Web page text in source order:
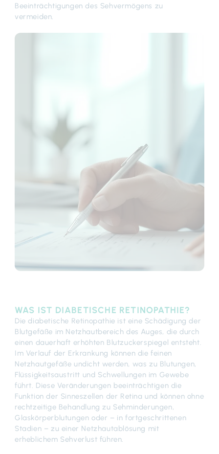
Beeinträchtigungen des Sehvermögens zu
vermeiden.
WAS IST DIABETISCHE RETINOPATHIE?
Die diabetische Retinopathie ist eine Schädigung der
Blutgefäße im Netzhautbereich des Auges, die durch
einen dauerhaft erhöhten Blutzuckerspiegel entsteht.
Im Verlauf der Erkrankung können die feinen
Netzhautgefäße undicht werden, was zu Blutungen,
Flüssigkeitsaustritt und Schwellungen im Gewebe
führt. Diese Veränderungen beeinträchtigen die
Funktion der Sinneszellen der Retina und können ohne
rechtzeitige Behandlung zu Sehminderungen,
Glaskörperblutungen oder – in fortgeschrittenen
Stadien – zu einer Netzhautablösung mit
erheblichem Sehverlust führen.